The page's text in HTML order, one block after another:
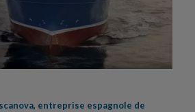
entreprise espagnole de